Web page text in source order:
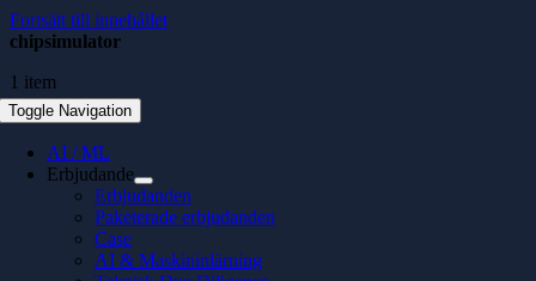
Fortsätt till innehållet
Toggle Navigation
AI / ML
Erbjudande
Erbjudanden
Paketerade erbjudanden
Case
AI & Maskininlärning
chipsimulator
1 item